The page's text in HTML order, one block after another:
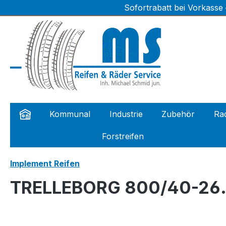
Zur Hauptnavigation springenSofortrabatt bei
Kommunal Industrie Zubehör
Forstreifen
Implement Reifen
TRELLEBORG 800/40-